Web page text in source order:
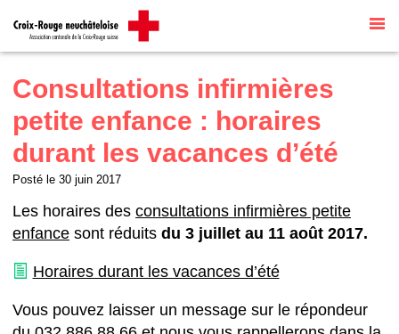
Talk to me
automatiquement parG Translate
Consultations infirmières
petite enfance : horaires
durant les vacances d’été
Posté le 30 juin 2017
Les horaires des consultations infirmières petite
enfance sont réduits du 3 juillet au 11 août 2017.
Horaires durant les vacances d’été
Vous pouvez laisser un message sur le répondeur